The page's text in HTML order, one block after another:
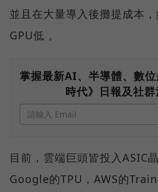
並且在大量導入後攤提成本
GPU低 。
掌握最新AI、半導體、數
時代》日報及社
目前，雲端巨頭皆投入ASIC
Google的TPU，AWS的